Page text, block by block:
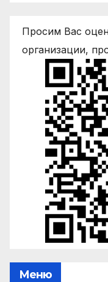
Просим Вас
организации,
Меню